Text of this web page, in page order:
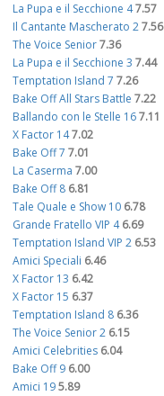
La Pupa e il Secchione 47.57
Il Cantante Mascherato 27.56
The Voice Senior7.36
La Pupa e il Secchione 3 7.44
Temptation Island 7 7.26
Bake Off All Stars Battle 7.22
Ballando con le Stelle 167.11
X Factor 147.02
Bake Off 7 7.01
La Caserma 7.00
Bake Off 8 6.81
Tale Quale e Show 10 6.78
Grande Fratello VIP 4 6.69
Temptation Island VIP 2 6.53
Amici Speciali 6.46
X Factor 13 6.42
X Factor 15 6.37
Temptation Island 8 6.36
The Voice Senior 2 6.15
Amici Celebrities 6.04
Bake Off 9 6.00
Amici 195.89